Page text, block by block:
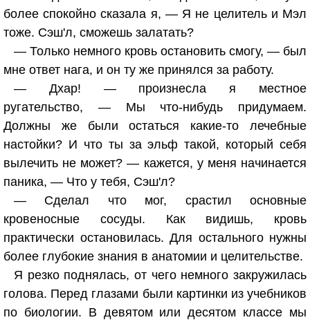
более спокойно сказала я, — Я не целитель и Мэл
тоже. Сэш'л, сможешь залатать?
— Только немного кровь остановить смогу, — был
мне ответ нага, и он ту же принялся за работу.
— Дхар! — произнесла я местное
ругательство, — Мы что-нибудь придумаем.
Должны же были остаться какие-то лечебные
настойки? И что ты за эльф такой, который себя
вылечить не может? — кажется, у меня начинается
паника, — Что у тебя, Сэш'л?
— Сделал что мог, срастил основные
кровеносные сосуды. Как видишь, кровь
практически остановилась. Для остального нужны
более глубокие знания в анатомии и целительстве.
Я резко поднялась, от чего немного закружилась
голова. Перед глазами были картинки из учебников
по биологии. В девятом или десятом классе мы